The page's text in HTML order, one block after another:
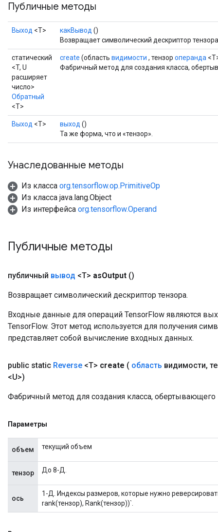
Публичные методы
Выход <Т> какВывод ()
Возвращает символический дескриптор
статический
<T, U
расширяет
число>
Обратный
<T>
create (область видимости , тензор операнда
Фабричный метод для создания класса,
Выход <Т> выход ()
Та же форма, что и «тензор».
Унаследованные методы
Из класса org.tensorflow.op.PrimitiveOp
Из класса java.lang.Object
Из интерфейса org.tensorflow.Operand
Публичные методы
публичный вывод <T> asOutput ()
Возвращает символический дескриптор тензора.
Входные данные для операций TensorFlow являются
TensorFlow. Этот метод используется для получения
представляет собой вычисление входных данных.
public static Reverse <T> create ( область видимости,
<U>)
Фабричный метод для создания класса,
Параметры
объем текущий объем
тензор До 8-Д.
ось
1-Д. Индексы размеров, которые нужно
rank(тензор), Rank(тензор))`.